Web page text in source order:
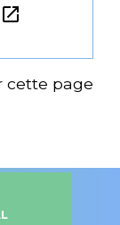
open_in_new
cette page